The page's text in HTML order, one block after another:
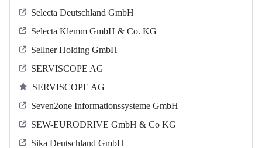
Selecta Deutschland GmbH
Selecta Klemm GmbH & Co. KG
Sellner Holding GmbH
SERVISCOPE AG
SERVISCOPE AG
Seven2one Informationssysteme GmbH
SEW-EURODRIVE GmbH & Co KG
Sika Deutschland GmbH